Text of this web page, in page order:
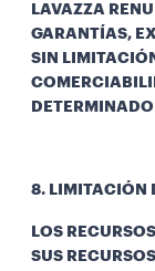
LAVAZZA
GARANTÍAS,
SIN
8. LIMITACIÓN
LOS
SUS